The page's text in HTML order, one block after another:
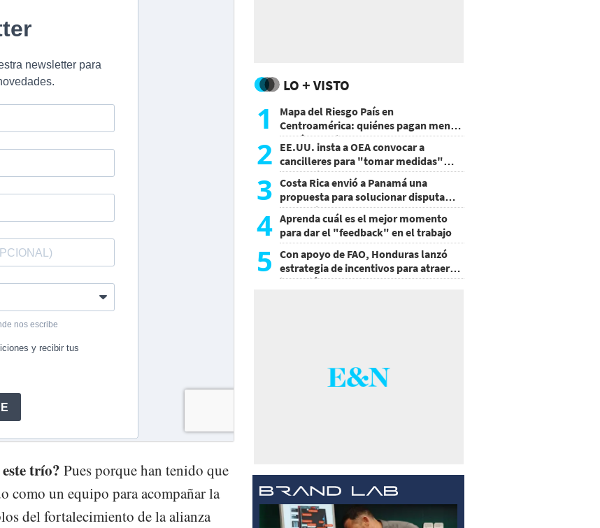
trío? Pues porque han tenido que
como un equipo para acompañar la
del fortalecimiento de la alianza
LO + VISTO
1
Mapa del Riesgo País en
Centroamérica: quiénes pagan menos
y cuáles mejoraron
2 EE.UU. insta a OEA convocar a
cancilleres para "tomar medidas"
sobre Nicaragua
3 Costa Rica envió a Panamá una
propuesta para solucionar disputa
comercial
4 Aprenda cuál es el mejor momento
para dar el "feedback" en el trabajo
5
Con apoyo de FAO, Honduras lanzó
estrategia de incentivos para atraer
inversión al agro